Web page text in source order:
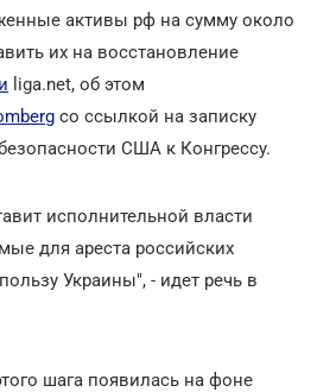
активы рф на сумму около
их на восстановление
liga.net, об этом
со ссылкой на записку
США к Конгрессу.
исполнительной власти
для ареста российских
Украины", - идет речь в
шага появилась на фоне